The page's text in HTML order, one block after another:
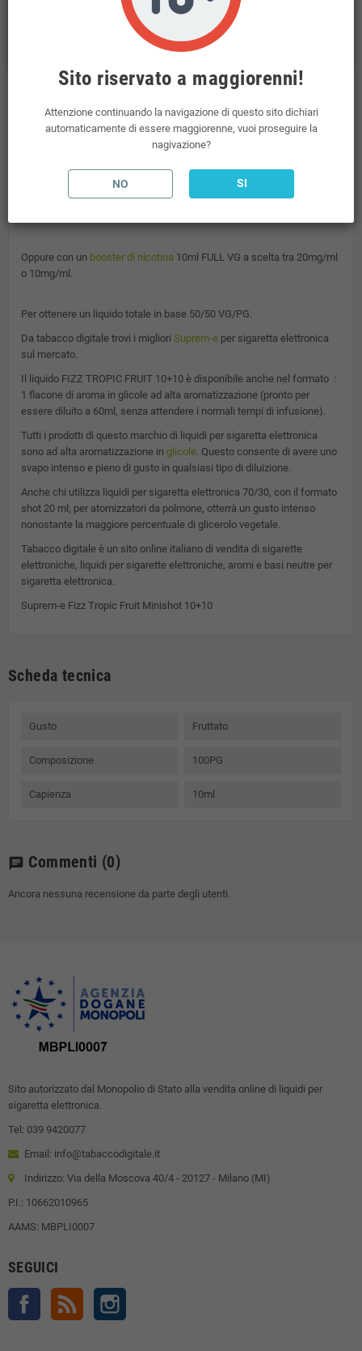
Politiche per i resi
Il Diritto di Recesso è regolato dal D. Lgs n. 206/2005
Descrizione
Suprem-e Fizz Tropic Fruit Minishot 10+10
Gusto: frutto del grado, mirtillo e ananas ghiacciati
Il liquido MINI SHOT, per essere utilizzato, deve essere unito con
Oppure con un booster di nicotina 10ml FULL VG a scelta tra 20mg/ml
o 10mg/ml.
Per ottenere un liquido totale in base 50/50 VG/PG.
Da tabacco digitale trovi i migliori Suprem-e per sigaretta elettronica
sul mercato.
Il liquido FIZZ TROPIC FRUIT 10+10 è disponibile anche nel formato :
1 flacone di aroma in glicole ad alta aromatizzazione (pronto per
essere diluito a 60ml, senza attendere i normali tempi di infusione).
Tutti i prodotti di questo marchio di liquidi per sigaretta elettronica
sono ad alta aromatizzazione in glicole. Questo consente di avere uno
svapo intenso e pieno di gusto in qualsiasi tipo di diluizione.
Anche chi utilizza liquidi per sigaretta elettronica 70/30, con il formato
shot 20 ml, per atomizzatori da polmone, otterrà un gusto intenso
nonostante la maggiore percentuale di glicerolo vegetale.
Tabacco digitale è un sito online italiano di vendita di sigarette
elettroniche, liquidi per sigarette elettroniche, aromi e basi neutre per
sigaretta elettronica.
Suprem-e Fizz Tropic Fruit Minishot 10+10
Scheda tecnica
Gusto Fruttato
Composizione 100PG
Capienza 10ml
chat Commenti (0)
Ancora nessuna recensione da parte degli utenti.
Sito autorizzato dal Monopolio di Stato alla vendita online di liquidi per
sigaretta elettronica.
Tel: 039 9420077
Email: info@tabaccodigitale.it
Indirizzo: Via della Moscova 40/4 - 20127 - Milano (MI)
P.I.: 10662010965
AAMS: MBPLI0007
SEGUICI
Facebook Rss
Sito riservato a maggiorenni!
Attenzione continuando la navigazione di questo sito dichiari
automaticamente di essere maggiorenne, vuoi proseguire la
nagivazione?
NO SI